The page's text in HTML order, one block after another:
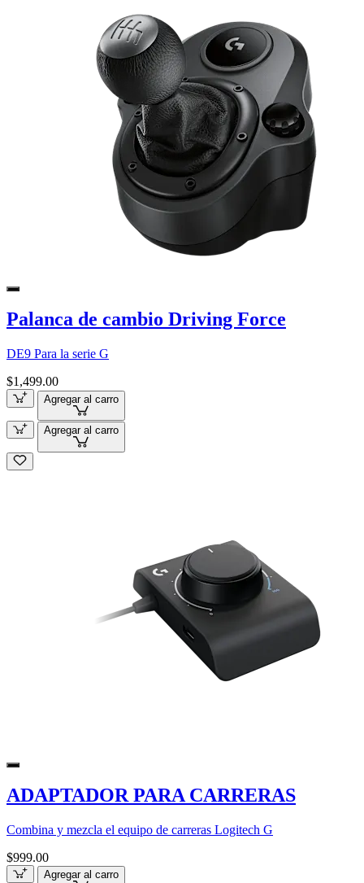
Palanca de cambio Driving Force
DE9 Para la serie G
$1,499.00
Agregar al carro
Agregar al carro
ADAPTADOR PARA CARRERAS
Combina y mezcla el equipo de carreras Logitech G
$999.00
Agregar al carro